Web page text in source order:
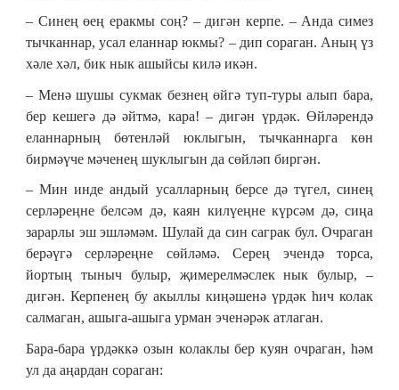
– Синең өең еракмы соң? – дигән керпе. – Анда симез
тычканнар, усал еланнар юкмы? – дип сораган. Аның үз
хәле хәл, бик нык ашыйсы килә икән.
– Менә шушы сукмак безнең өйгә туп-туры алып бара,
бер кешегә дә әйтмә, кара! – дигән үрдәк. Өйләрендә
еланнарның бөтенләй юклыгын, тычканнарга көн
бирмәүче мәченең шуклыгын да сөйләп биргән.
– Мин инде андый усалларның берсе дә түгел, синең
серләреңне белсәм дә, каян килүеңне күрсәм дә, сиңа
зарарлы эш эшләмәм. Шулай да син саграк бул. Очраган
берәүгә серләреңне сөйләмә. Серең эчендә торса,
йортың тыныч булыр, җимерелмәслек нык булыр, –
дигән. Керпенең бу акыллы киңәшенә үрдәк һич колак
салмаган, ашыга-ашыга урман эченәрәк атлаган.
Бара-бара үрдәккә озын колаклы бер куян очраган, һәм
ул да аңардан сораган: